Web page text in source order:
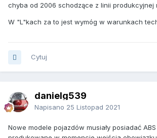
chyba od 2006 schodzące z linii produkcyjnej
W "L"kach za to jest wymóg w warunkach
Cytuj
danielg539
Napisano 25 Listopad 2021
Nowe modele pojazdów musiały posiadać